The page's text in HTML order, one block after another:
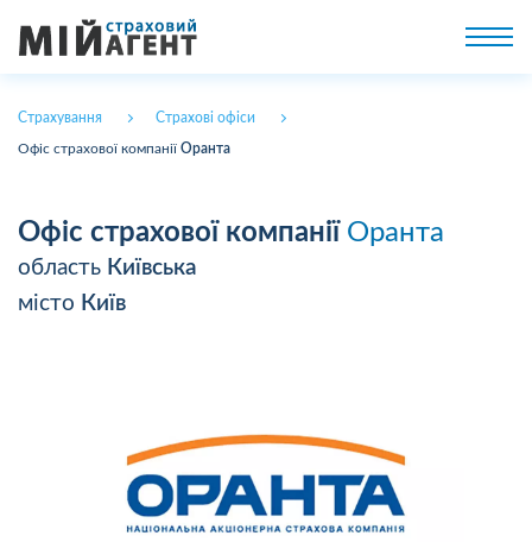
Страхування Страхові офіси
Офіс страхової компанії Оранта
Офіс страхової компанії Оранта
область Київська
місто Київ